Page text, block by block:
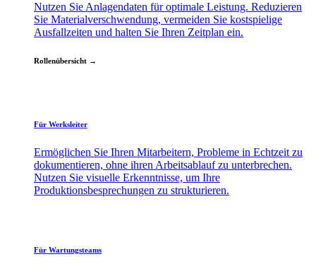
Nutzen Sie Anlagendaten für optimale Leistung. Reduzieren
Sie Materialverschwendung, vermeiden Sie kostspielige
Ausfallzeiten und halten Sie Ihren Zeitplan ein.
Rollenübersicht →
Für Werksleiter
Ermöglichen Sie Ihren Mitarbeitern, Probleme in Echtzeit zu
dokumentieren, ohne ihren Arbeitsablauf zu unterbrechen.
Nutzen Sie visuelle Erkenntnisse, um Ihre
Produktionsbesprechungen zu strukturieren.
Für Wartungsteams